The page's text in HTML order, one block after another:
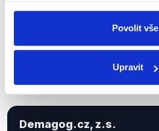
Povolit vše
Upravit
Demagog.cz, z.s.